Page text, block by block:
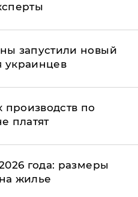
запустили новый
украинцев
производств по
платят
года: размеры
жилье